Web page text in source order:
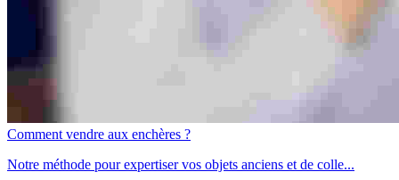
Comment vendre aux enchères ?
Notre méthode pour expertiser vos objets anciens et de colle...